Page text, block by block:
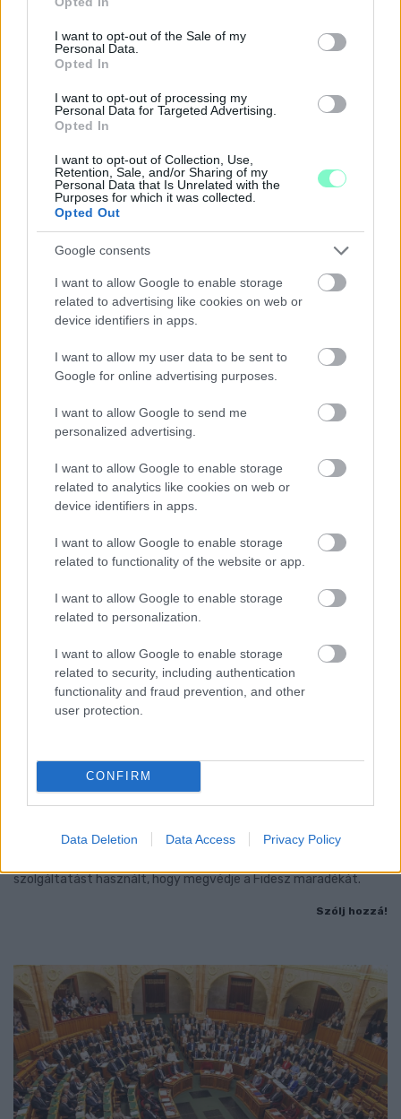
use your data for below specified purposes in below Google
consent section.
I want to opt-out of the Sale of my
Personal Data.
Opted In
I want to opt-out of processing my
Personal Data for Targeted Advertising.
Opted In
I want to opt-out of Collection, Use,
Retention, Sale, and/or Sharing of my
Personal Data that Is Unrelated with the
Purposes for which it was collected.
Opted Out
Google consents
I want to allow Google to enable storage
related to advertising like cookies on web or
device identifiers in apps.
I want to allow my user data to be sent to
Google for online advertising purposes.
I want to allow Google to send me
personalized advertising.
I want to allow Google to enable storage
related to analytics like cookies on web or
device identifiers in apps.
I want to allow Google to enable storage
related to functionality of the website or app.
I want to allow Google to enable storage
related to personalization.
I want to allow Google to enable storage
related to security, including authentication
functionality and fraud prevention, and other
user protection.
CONFIRM
Data Deletion Data Access Privacy Policy
A RÓMAIAKTÓL AZ AGYAGKATONÁKIG –
TÁRLATVEZETÉSEK, WORKSHOP ÉS
KÖZÖNSÉGTALÁLKOZÓ VÁRJA A LÁTOGATÓKAT A
GYŐRI RÓMER MÚZEUMBAN
hét második felére, a hőségriadó idején ráadásul a Várkazamata
– Kőtár is díjmentesen látogatható.
Szólj hozzá!
CZUNYINÉ HARCA A GMAIL ÉS AZ ÖNKÉNY ELLEN
- LETILTOTTA A GOOGLE A VÉDVONAL LEVELEZŐ
szolgáltatást használt, hogy megvédje a Fidesz maradékát.
Szólj hozzá!